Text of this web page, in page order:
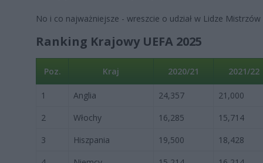
No i co najważniejsze - wreszcie o udział w Lidze
Ranking Krajowy UEFA 2025
Poz. Kraj 2020/21 2021/22
1 Anglia 24,357 21,000
2
Włochy 16,285 15,714
3
Hiszpania 19,500 18,428